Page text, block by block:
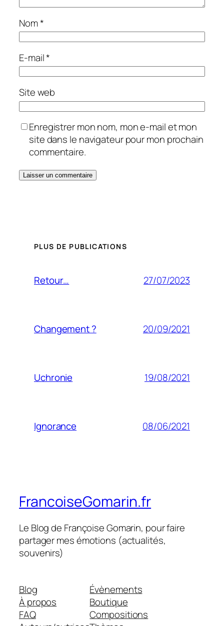
Nom*
E-mail*
Site web
Enregistrer mon nom, mon e-mail et mon
site dans le navigateur pour mon prochain
commentaire.
PLUS DE PUBLICATIONS
Retour… 27/07/2023
Changement ? 20/09/2021
Uchronie 19/08/2021
Ignorance 08/06/2021
FrancoiseGomarin.fr
Le Blog de Françoise Gomarin, pour faire
partager mes émotions (actualités,
souvenirs)
Blog
À propos
FAQ
Évènements
Boutique
Compositions